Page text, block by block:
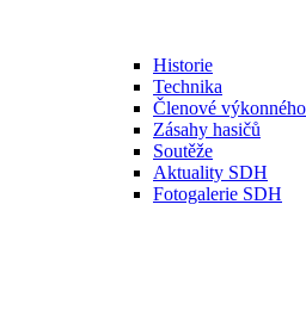
Historie
Technika
Členové
Zásahy hasičů
Soutěže
Aktuality SDH
Fotogalerie SDH